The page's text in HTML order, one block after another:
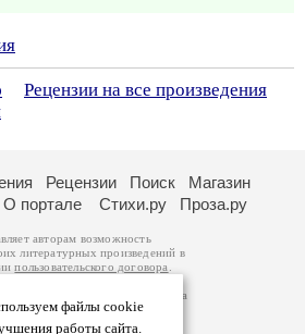
Рецензии на все произведения
файлы cookie
работы сайта.
Рецензии Поиск
Магазин
О портале Стихи.ру Проза.ру
авторам возможность
литературных произведений в
пользовательского договора
принадлежат авторам
произведений возможна
к которому вы можете
странице. Ответственность за